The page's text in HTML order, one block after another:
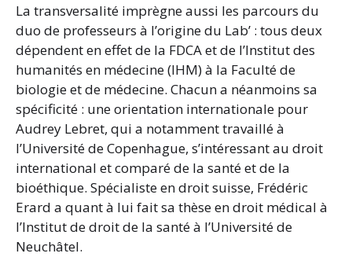
La transversalité imprègne aussi les parcours du
duo de professeurs à l’origine du Lab’ : tous deux
dépendent en effet de la FDCA et de l’Institut des
humanités en médecine (IHM) à la Faculté de
biologie et de médecine. Chacun a néanmoins sa
spécificité : une orientation internationale pour
Audrey Lebret, qui a notamment travaillé à
l’Université de Copenhague, s’intéressant au droit
international et comparé de la santé et de la
bioéthique. Spécialiste en droit suisse, Frédéric
Erard a quant à lui fait sa thèse en droit médical à
l’Institut de droit de la santé à l’Université de
Neuchâtel.